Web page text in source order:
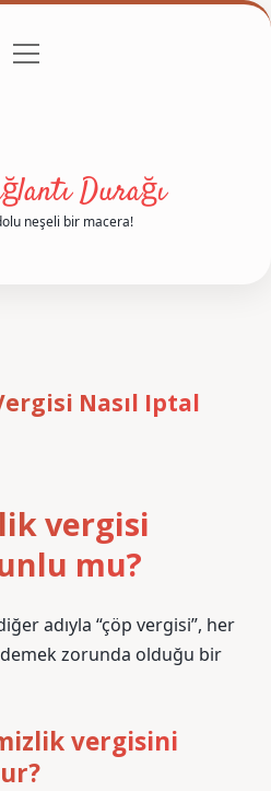
Politikası
menüyü
Durağı
neşeli bir macera!
Nasıl Iptal
vergisi
mu?
adıyla “çöp vergisi”, her
zorunda olduğu bir
vergisini